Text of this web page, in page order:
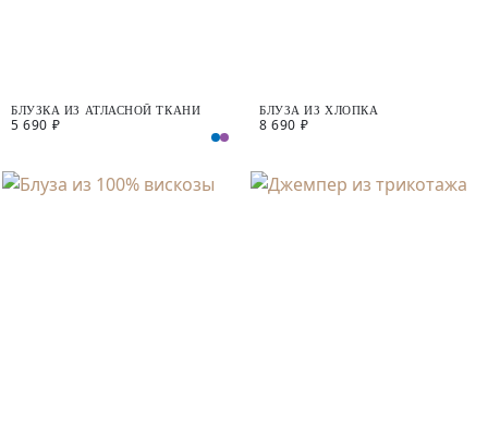
БЛУЗКА ИЗ АТЛАСНОЙ ТКАНИ
5 690 ₽
БЛУЗА ИЗ ХЛОПКА
8 690 ₽